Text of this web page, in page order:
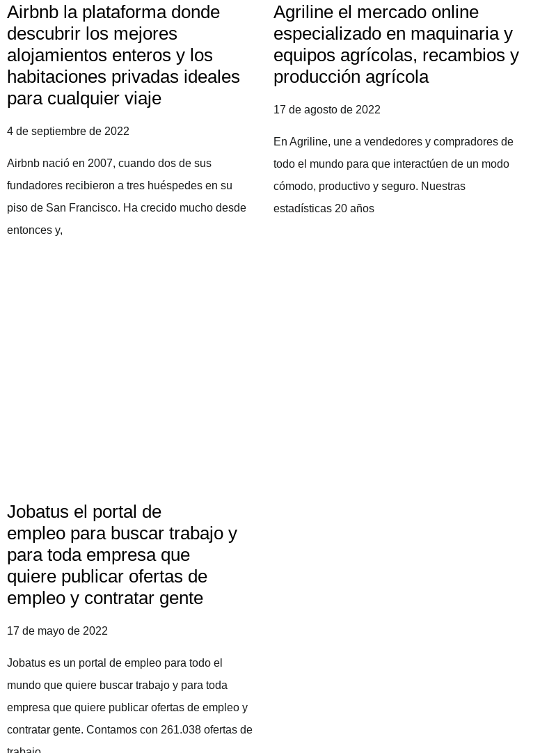
Airbnb la plataforma donde
descubrir los mejores
alojamientos enteros y los
habitaciones privadas ideales
para cualquier viaje
4 de septiembre de 2022
Airbnb nació en 2007, cuando dos de sus
fundadores recibieron a tres huéspedes en su
piso de San Francisco. Ha crecido mucho desde
entonces y,
Agriline el mercado online
especializado en maquinaria y
equipos agrícolas, recambios y
producción agrícola
17 de agosto de 2022
En Agriline, une a vendedores y compradores de
todo el mundo para que interactúen de un modo
cómodo, productivo y seguro. Nuestras
estadísticas 20 años
Jobatus el portal de
empleo para buscar trabajo y
para toda empresa que
quiere publicar ofertas de
empleo y contratar gente
17 de mayo de 2022
Jobatus es un portal de empleo para todo el
mundo que quiere buscar trabajo y para toda
empresa que quiere publicar ofertas de empleo y
contratar gente. Contamos con 261.038 ofertas de